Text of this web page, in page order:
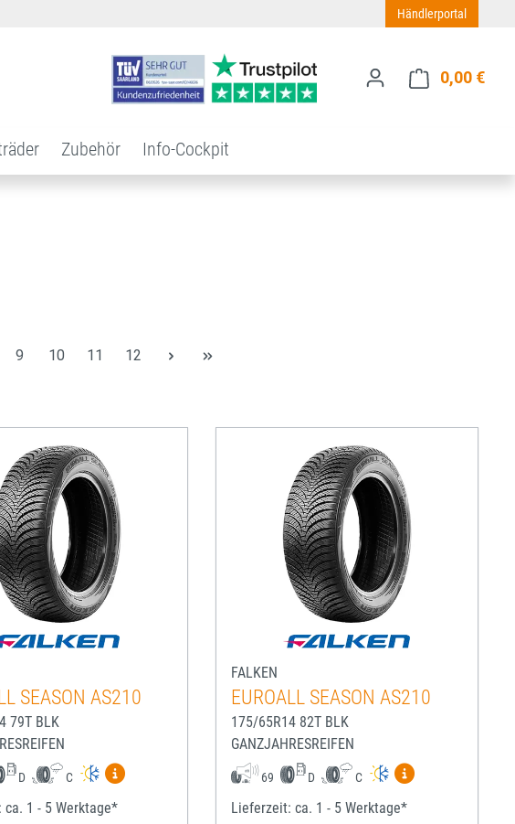
Händlerportal
0,00 €
Zubehör Info-Cockpit
Seite
9 Seite
10 Seite
11 Seite
12
anzeigen
SEASON AS210
79T BLK
D C
Mehr Informationen zum EU-Reifenlabel anzeigen
ca. 1 - 5 Werktage*
FALKEN
EUROALL SEASON AS210
175/65R14 82T BLK
GANZJAHRESREIFEN
69 D C
Mehr
Lieferzeit: ca. 1 - 5 Werktage*